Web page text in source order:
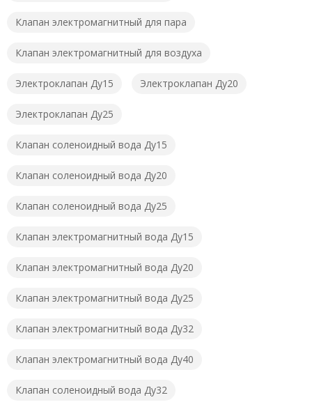
Клапан электромагнитный для пара
Клапан электромагнитный для воздуха
Электроклапан Ду15 Электроклапан Ду20
Электроклапан Ду25
Клапан соленоидный вода Ду15
Клапан соленоидный вода Ду20
Клапан соленоидный вода Ду25
Клапан электромагнитный вода Ду15
Клапан электромагнитный вода Ду20
Клапан электромагнитный вода Ду25
Клапан электромагнитный вода Ду32
Клапан электромагнитный вода Ду40
Клапан соленоидный вода Ду32